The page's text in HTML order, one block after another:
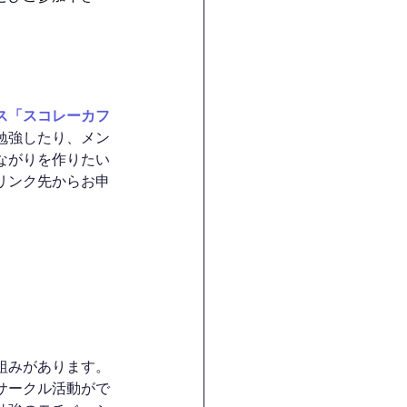
「スコレーカフ
強したり、メン
がりを作りたい
ンク先からお申
みがあります。
ークル活動がで